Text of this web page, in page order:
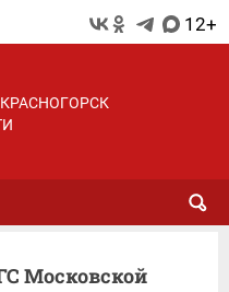
12+
Московской